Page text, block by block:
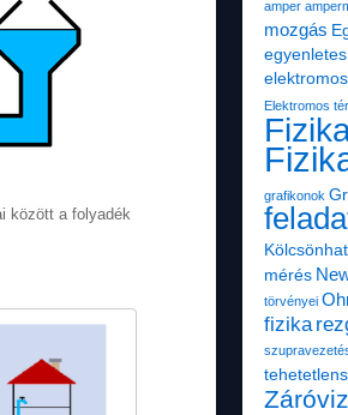
között a folyadék
amper
mozgás
Elektromos tér
grafikonok
mérés
törvényei
fizika